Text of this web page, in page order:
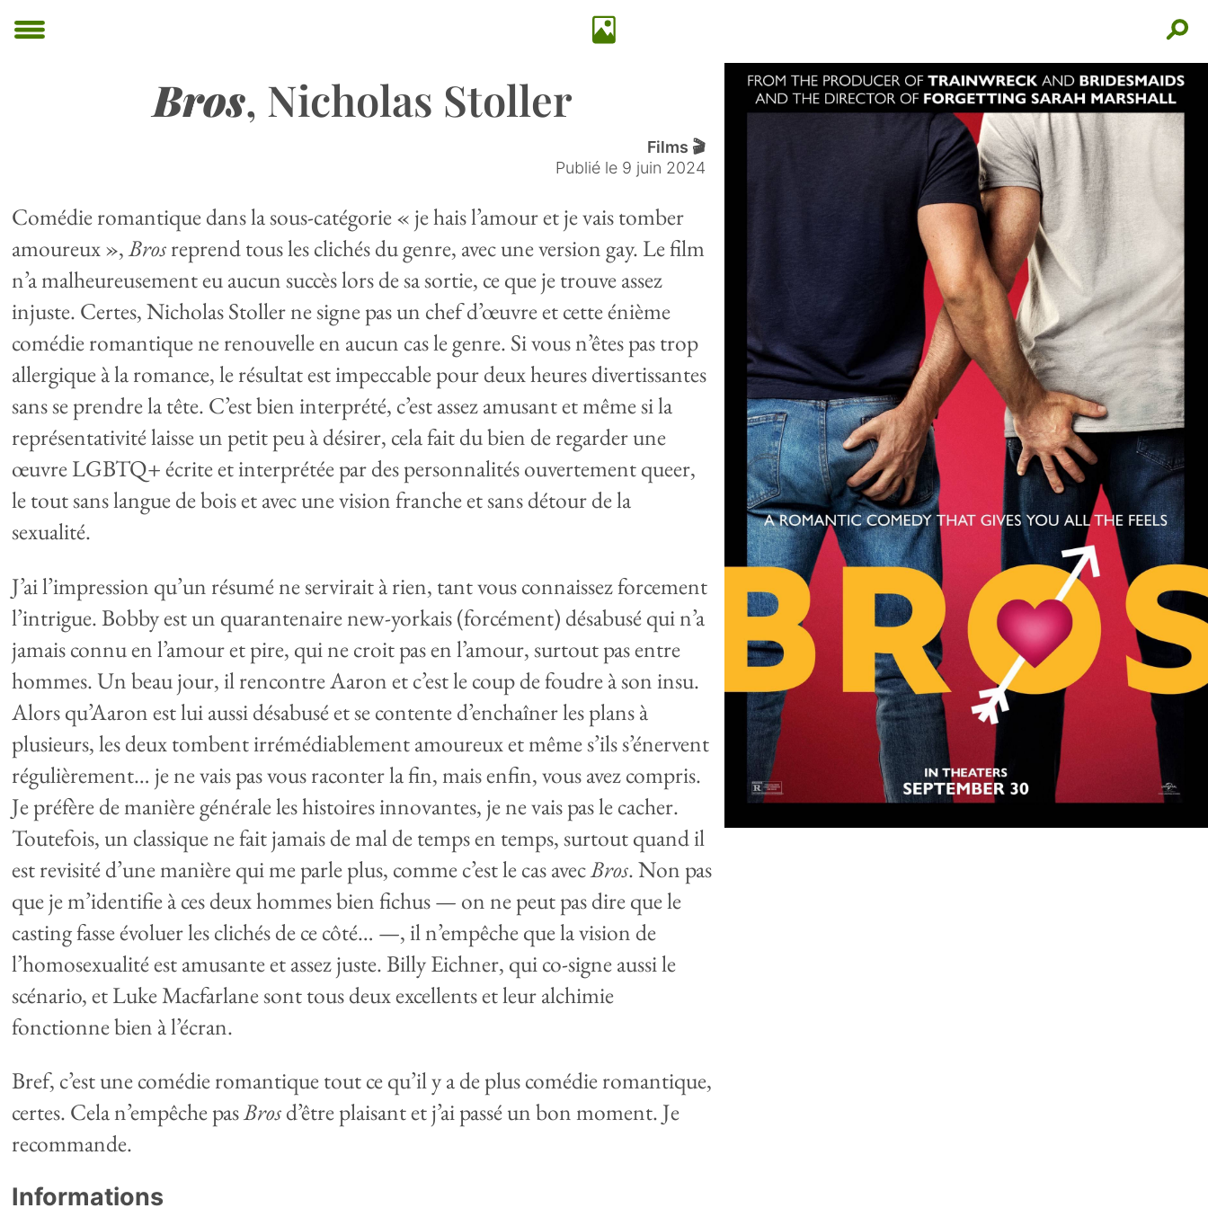
Bros, Nicholas Stoller
Films 🎬
Publié le 9 juin 2024
Comédie romantique dans la sous-catégorie « je hais l’amour et je vais tomber
amoureux »,Brosreprend tous les clichés du genre, avec une version gay. Le film
n’a malheureusement eu aucun succès lors de sa sortie, ce que je trouve assez
injuste. Certes, Nicholas Stoller ne signe pas un chef d’œuvre et cette énième
comédie romantique ne renouvelle en aucun cas le genre. Si vous n’êtes pas trop
allergique à la romance, le résultat est impeccable pour deux heures divertissantes
sans se prendre la tête. C’est bien interprété, c’est assez amusant et même si la
représentativité laisse un petit peu à désirer, cela fait du bien de regarder une
œuvre LGBTQ+ écrite et interprétée par des personnalités ouvertement queer,
le tout sans langue de bois et avec une vision franche et sans détour de la
sexualité.
J’ai l’impression qu’un résumé ne servirait à rien, tant vous connaissez forcement
l’intrigue. Bobby est un quarantenaire new-yorkais (forcément) désabusé qui n’a
jamais connu en l’amour et pire, qui ne croit pas en l’amour, surtout pas entre
hommes. Un beau jour, il rencontre Aaron et c’est le coup de foudre à son insu.
Alors qu’Aaron est lui aussi désabusé et se contente d’enchaîner les plans à
plusieurs, les deux tombent irrémédiablement amoureux et même s’ils s’énervent
régulièrement… je ne vais pas vous raconter la fin, mais enfin, vous avez compris.
Je préfère de manière générale les histoires innovantes, je ne vais pas le cacher.
Toutefois, un classique ne fait jamais de mal de temps en temps, surtout quand il
est revisité d’une manière qui me parle plus, comme c’est le cas avecBros. Non pas
que je m’identifie à ces deux hommes bien fichus — on ne peut pas dire que le
casting fasse évoluer les clichés de ce côté… —, il n’empêche que la vision de
l’homosexualité est amusante et assez juste. Billy Eichner, qui co-signe aussi le
scénario, et Luke Macfarlane sont tous deux excellents et leur alchimie
fonctionne bien à l’écran.
Bref, c’est une comédie romantique tout ce qu’il y a de plus comédie romantique,
certes. Cela n’empêche pasBrosd’être plaisant et j’ai passé un bon moment. Je
recommande.
Informations